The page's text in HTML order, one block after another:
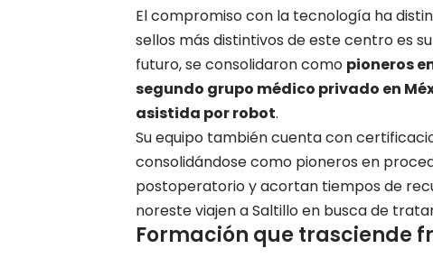
El compromiso con la tecnología ha
sellos más distintivos de este centro es
futuro, se consolidaron como pioneros
segundo grupo médico privado en
asistida por robot.
Su equipo también cuenta con
consolidándose como pioneros en
postoperatorio y acortan tiempos de
noreste viajen a Saltillo en busca de
Formación que trasciende